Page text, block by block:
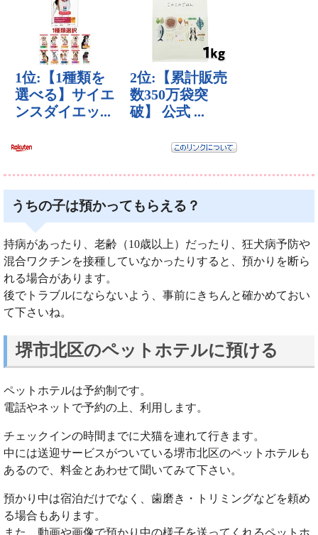
うちの子は預かってもらえる？
持病があったり、老齢（10歳以上）だったり、狂犬病予防や
混合ワクチンを接種していなかったりすると、預かりを断ら
れる場合があります。
後でトラブルにならないよう、事前にきちんと確かめておい
て下さいね。
堺市北区のペットホテルに預ける
ペットホテルは予約制です。
電話やネットで予約の上、利用します。
チェックインの時間までに犬猫を連れて行きます。
中には送迎サービスがついている堺市北区のペットホテルも
あるので、料金とあわせて聞いてみて下さい。
預かり中は宿泊だけでなく、歯磨き・トリミングなどを頼め
る場合もあります。
また、動画や画像で預かり中の様子を送ってくれるペットホ